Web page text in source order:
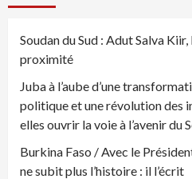
Soudan du Sud : Adut Salva
proximité
Juba à l’aube d’une
politique et une révolution des
elles ouvrir la voie à l’avenir du
Burkina Faso / Avec le
ne subit plus l’histoire : il l’écrit